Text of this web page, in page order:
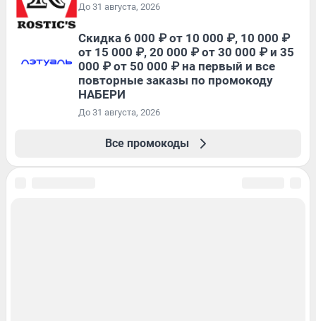
До 31 августа, 2026
Скидка 6 000 ₽ от 10 000 ₽, 10 000 ₽
от 15 000 ₽, 20 000 ₽ от 30 000 ₽ и 35
000 ₽ от 50 000 ₽ на первый и все
повторные заказы по промокоду
НАБЕРИ
До 31 августа, 2026
Все промокоды